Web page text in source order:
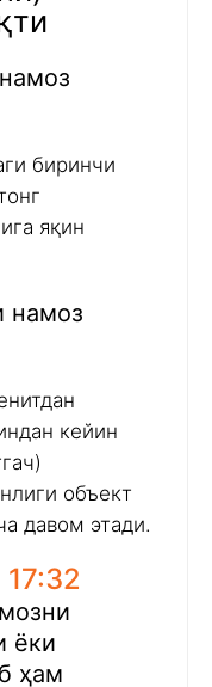
биринчи
яқин
намоз
кейин
объект
давом этади.
17:32
ёки
ҳам